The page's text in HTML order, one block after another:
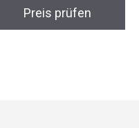
Preis prüfen